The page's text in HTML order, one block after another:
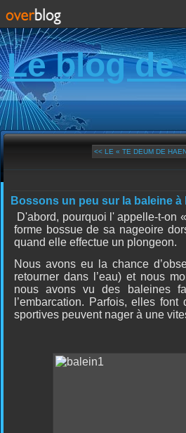
Le blog de
<< LE « TE DEUM DE
Bossons un peu sur la baleine à
D'abord, pourquoi l' appelle-t-on
forme bossue de sa nageoire
quand elle effectue un plongeon.
Nous avons eu la chance
retourner dans l’eau) et nous
nous avons vu des baleines
l’embarcation. Parfois, elles
sportives peuvent nager à une